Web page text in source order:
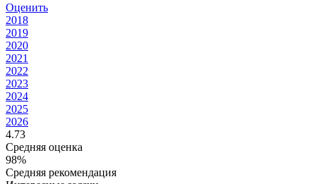
Оценить
2018
2019
2020
2021
2022
2023
2024
2025
2026
4.73
Средняя оценка
98%
Средняя рекомендация